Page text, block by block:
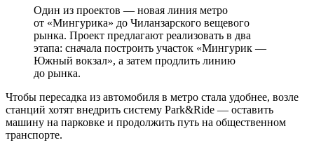
Один из проектов — новая линия метро
от «Мингурика» до Чиланзарского вещевого
рынка. Проект предлагают реализовать в два
этапа: сначала построить участок «Мингурик —
Южный вокзал», а затем продлить линию
до рынка.
Чтобы пересадка из автомобиля в метро стала удобнее, возле
станций хотят внедрить систему Park&Ride — оставить
машину на парковке и продолжить путь на общественном
транспорте.